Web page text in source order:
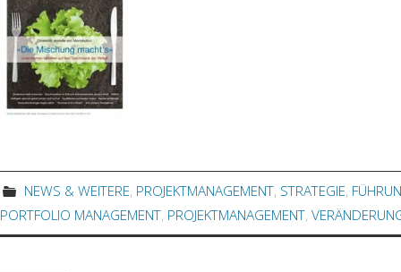
NEWS & WEITERE, PROJEKTMANAGEMENT, STRATEGIE,
PORTFOLIO MANAGEMENT, PROJEKTMANAGEMENT,